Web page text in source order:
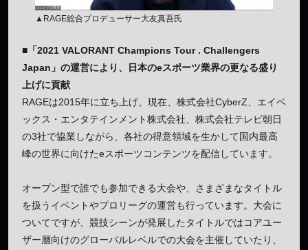
▲RAGE総合プロデューサー大友真吾氏
■「2021 VALORANT Champions Tour . Challengers
Japan」の運営により、日本のeスポーツ業界の更なる盛り
上げに貢献
RAGEは2015年に立ち上げ、現在、株式会社CyberZ、エイベ
ックス・エンタテインメント株式会社、株式会社テレビ朝日
の3社で協業しながら、各社の得意領域を生かして国内最高
峰の世界に向けたeスポーツコンテンツを配信しています。
オープン型で誰でも参加できる大会や、さまざまなタイトル
を扱うイベントやプロリーグの運営も行っています。大会に
ついてですが、競技シーンが発展したタイトルではコアユー
ザー層向けのグローバルレベルでの大会を主催していたり、